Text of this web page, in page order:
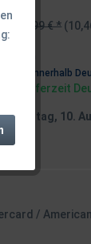
19,99 € *
innerhalb
Lieferzeit
Montag, 10.
/